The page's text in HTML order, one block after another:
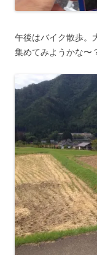
午後はバイク散歩。
集めてみようかな〜